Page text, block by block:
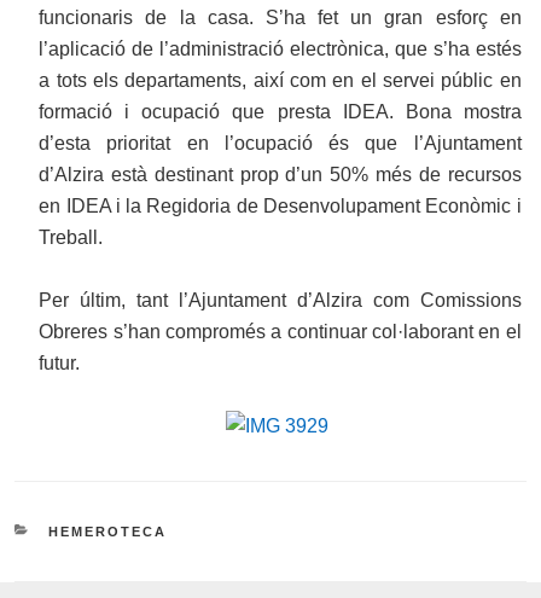
funcionaris de la casa. S’ha fet un gran esforç en
l’aplicació de l’administració electrònica, que s’ha estés
a tots els departaments, així com en el servei públic en
formació i ocupació que presta IDEA. Bona mostra
d’esta prioritat en l’ocupació és que l’Ajuntament
d’Alzira està destinant prop d’un 50% més de recursos
en IDEA i la Regidoria de Desenvolupament Econòmic i
Treball.
Per últim, tant l’Ajuntament d’Alzira com Comissions
Obreres s’han compromés a continuar col·laborant en el
futur.
CATEGORIES
HEMEROTECA